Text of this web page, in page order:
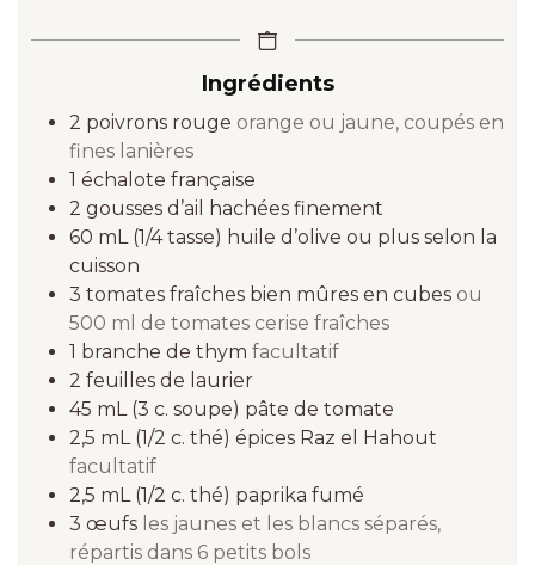
Ingrédients
2 poivrons rouge orange ou jaune, coupés en
fines lanières
1 échalote française
2 gousses d’ail hachées finement
60 mL (1/4 tasse) huile d’olive ou plus selon la
cuisson
3 tomates fraîches bien mûres en cubes ou
500 ml de tomates cerise fraîches
1 branche de thym facultatif
2 feuilles de laurier
45 mL (3 c. soupe) pâte de tomate
2,5 mL (1/2 c. thé) épices Raz el Hahout
facultatif
2,5 mL (1/2 c. thé) paprika fumé
3 œufs les jaunes et les blancs séparés,
répartis dans 6 petits bols